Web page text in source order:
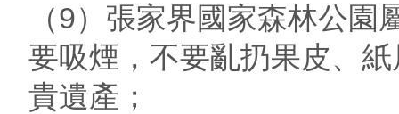
（9）張家界國家森林公
要吸煙，不要亂扔果皮、
貴遺產；